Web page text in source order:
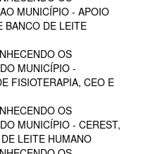
MUNICÍPIO - APOIO
BANCO DE LEITE
OS
MUNICÍPIO -
FISIOTERAPIA, CEO E
OS
MUNICÍPIO - CEREST,
LEITE HUMANO